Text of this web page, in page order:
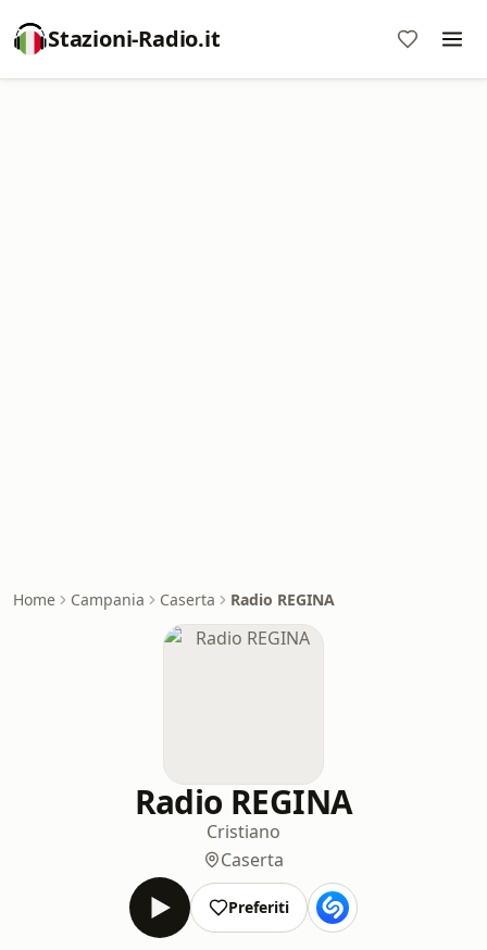
Stazioni-Radio.it
Home Campania Caserta Radio REGINA
Radio REGINA
Cristiano
Caserta
Preferiti